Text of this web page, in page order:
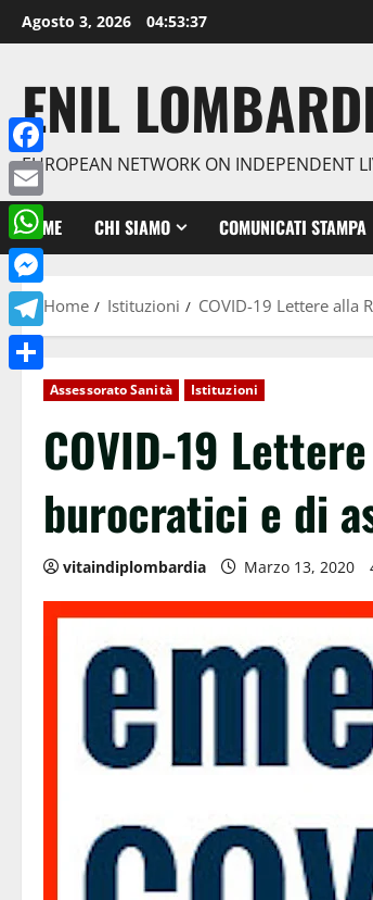
Agosto 3, 2026 04:53:38
ENIL
EUROPEAN NETWORK ON INDEPENDENT
HOME CHI SIAMO COMUNICATI STAMPA
Home Istituzioni COVID-19 Lettere alla
Assessorato Sanità Istituzioni
COVID-19
burocratici e di
vitaindiplombardia Marzo 13, 2020
Facebook
Email
WhatsApp
Messenger
Telegram
Condividi